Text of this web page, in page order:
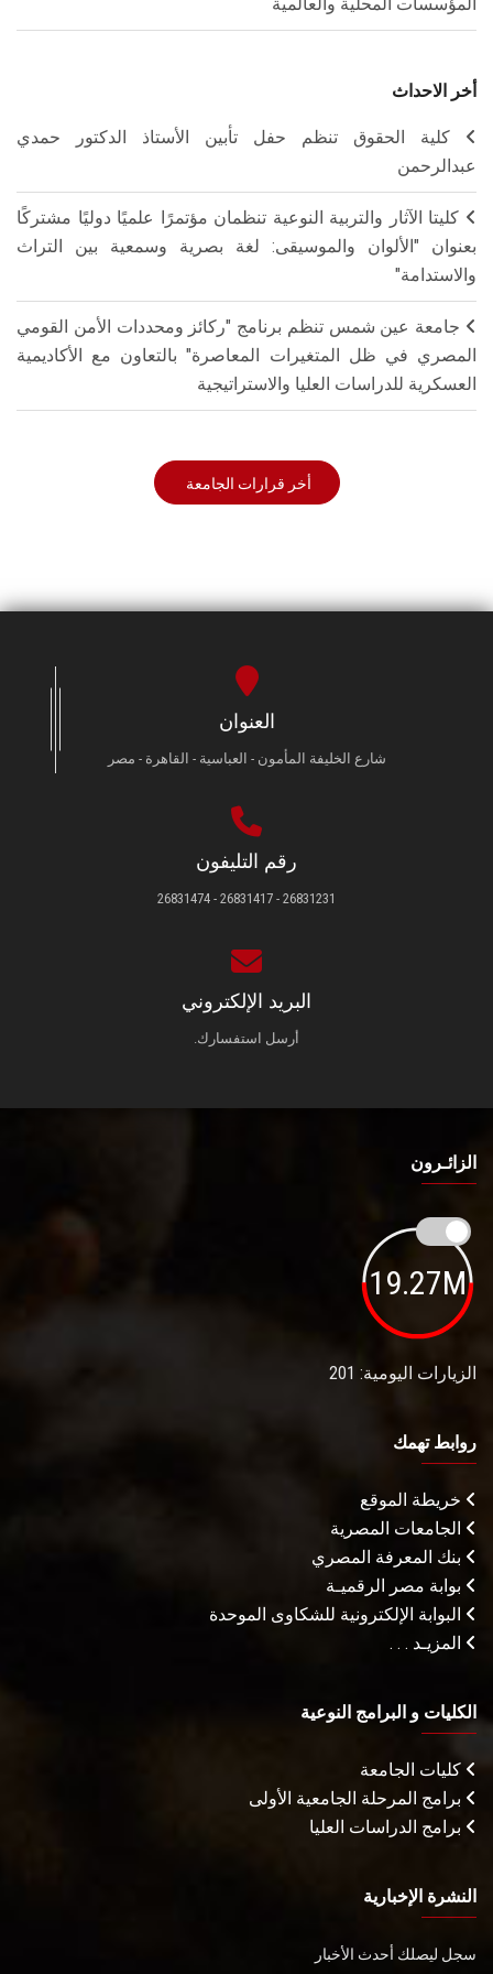
أخر الاحداث
كلية الحقوق تنظم حفل تأبين الأستاذ الدكتور حمدي
عبدالرحمن
كليتا الآثار والتربية النوعية تنظمان مؤتمرًا علميًا دوليًا مشتركًا
بعنوان "الألوان والموسيقى: لغة بصرية وسمعية بين التراث
والاستدامة"
جامعة عين شمس تنظم برنامج "ركائز ومحددات الأمن القومي
المصري في ظل المتغيرات المعاصرة" بالتعاون مع الأكاديمية
العسكرية للدراسات العليا والاستراتيجية
أخر قرارات الجامعة
العنوان
شارع الخليفة المأمون - العباسية - القاهرة - مصر
رقم التليفون
26831231 - 26831417 - 26831474
البريد الإلكتروني
أرسل استفسارك.
الزائـرون
19.27M
الزيارات اليومية: 201
روابط تهمك
خريطة الموقع
الجامعات المصرية
بنك المعرفة المصري
بوابة مصر الرقميـة
البوابة الإلكترونية للشكاوى الموحدة
المزيـد . . .
الكليات و البرامج النوعية
كليات الجامعة
برامج المرحلة الجامعية الأولى
برامج الدراسات العليا
النشرة الإخبارية
سجل ليصلك أحدث الأخبار